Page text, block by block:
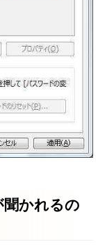
かれるの